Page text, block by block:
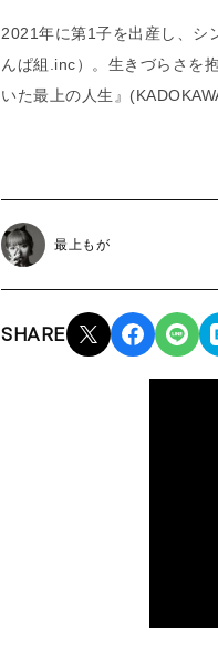
2021年に第1子を出産し、シ
んぱ組.inc）。生きづらさを
いた最上の人生』
最上もが
SHARE